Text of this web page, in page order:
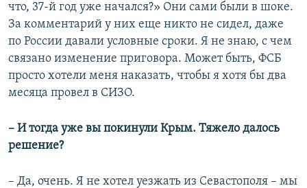
что, 37-й год уже начался?» Они сами были в шоке.
За комментарий у них еще никто не сидел, даже
по России давали условные сроки. Я не знаю, с чем
связано изменение приговора. Может быть, ФСБ
просто хотели меня наказать, чтобы я хотя бы два
месяца провел в СИЗО.
– И тогда уже вы покинули Крым. Тяжело далось
решение?
– Да, очень. Я не хотел уезжать из Севастополя – мы